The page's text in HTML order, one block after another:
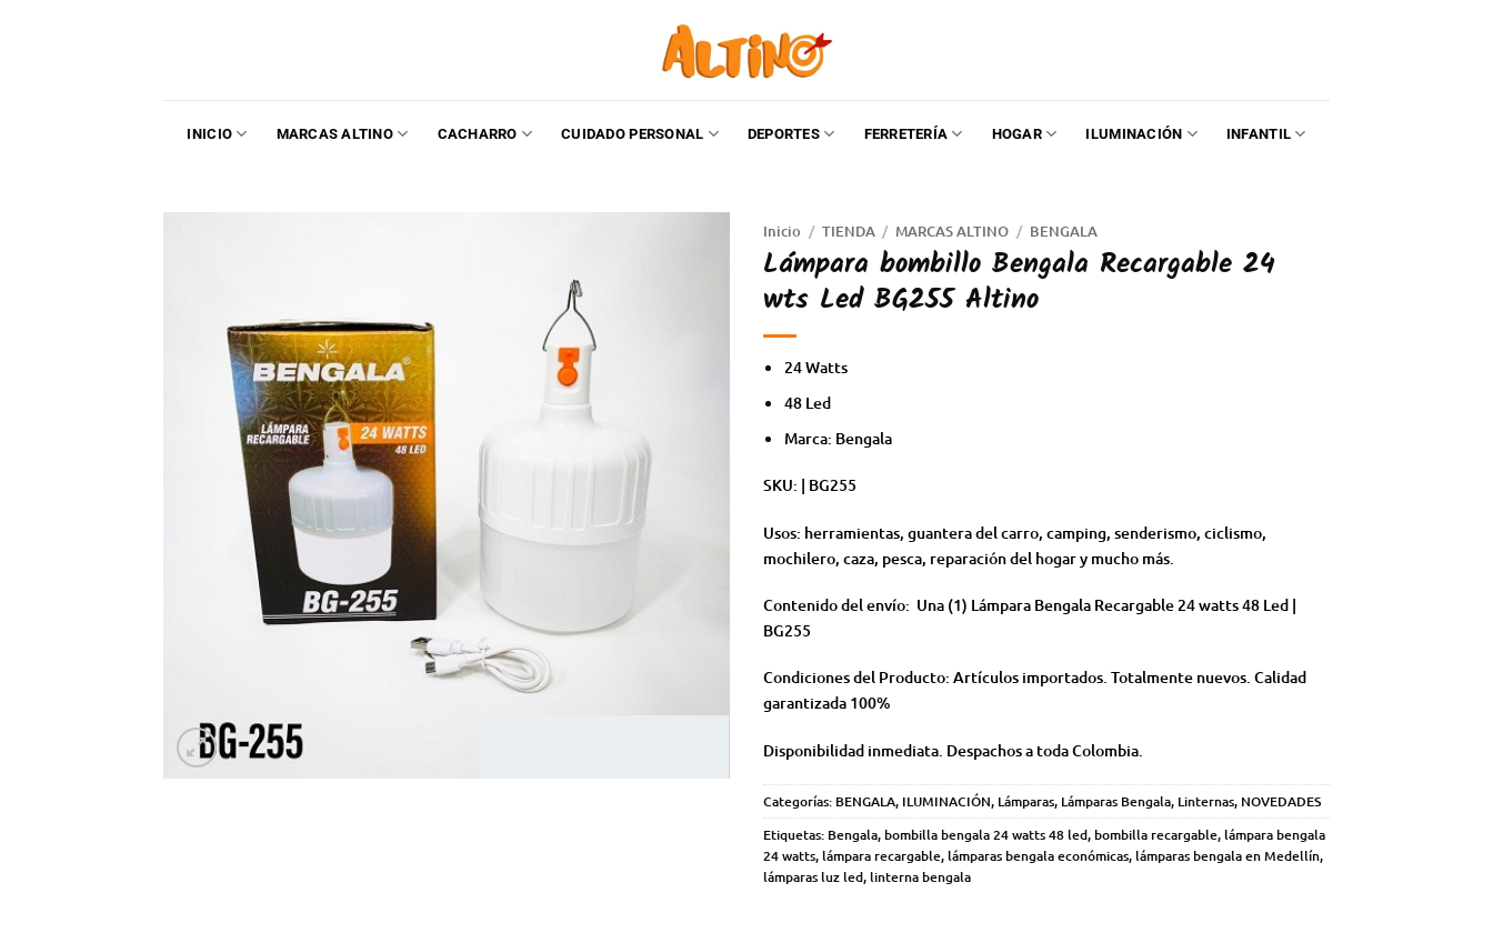
INICIO MARCAS ALTINO CACHARRO CUIDADO PERSONAL DEPORTES FERRETERÍA HOGAR ILUMINACIÓN INFANTIL
Inicio / TIENDA / MARCAS ALTINO / BENGALA
Lámpara bombillo Bengala Recargable 24
wts Led BG255 Altino
24 Watts
48 Led
Marca: Bengala
SKU: | BG255
Usos: herramientas, guantera del carro, camping, senderismo, ciclismo,
mochilero, caza, pesca, reparación del hogar y mucho más.
Contenido del envío: Una (1) Lámpara Bengala Recargable 24 watts 48 Led |
BG255
Condiciones del Producto: Artículos importados. Totalmente nuevos. Calidad
garantizada 100%
Disponibilidad inmediata. Despachos a toda Colombia.
Categorías: BENGALA, ILUMINACIÓN, Lámparas, Lámparas Bengala, Linternas, NOVEDADES
Etiquetas: Bengala, bombilla bengala 24 watts 48 led, bombilla recargable, lámpara bengala
24 watts, lámpara recargable, lámparas bengala económicas, lámparas bengala en Medellín,
lámparas luz led, linterna bengala